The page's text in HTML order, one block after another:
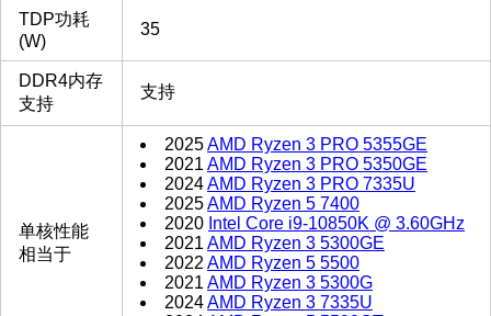
TDP功耗
(W)
35
DDR4内存
支持
支持
单核性能
相当于
2025AMD Ryzen 3 PRO 5355GE
2021AMD Ryzen 3 PRO 5350GE
2024AMD Ryzen 3 PRO 7335U
2025AMD Ryzen 5 7400
2020 Intel Core i9-10850K @ 3.60GHz
2021AMD Ryzen 3 5300GE
2022AMD Ryzen 5 5500
2021AMD Ryzen 3 5300G
2024AMD Ryzen 3 7335U